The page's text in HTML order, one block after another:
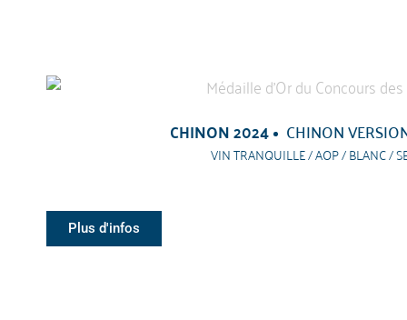
CHINON 2024 CHINON
VIN TRANQUILLE / AOP / BLANC /
Plus d'infos